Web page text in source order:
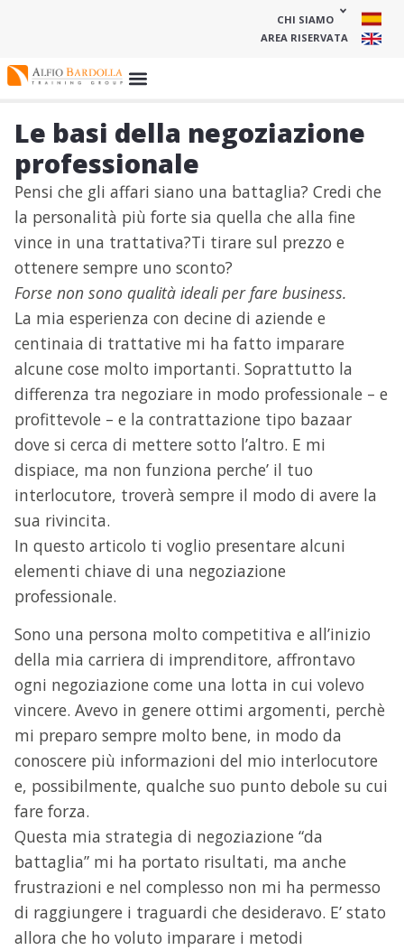
CHI SIAMO
AREA RISERVATA
Le basi della negoziazione
professionale
Pensi che gli affari siano una battaglia? Credi che
la personalità più forte sia quella che alla fine
vince in una trattativa?Ti tirare sul prezzo e
ottenere sempre uno sconto?
Forse non sono qualità ideali per fare business.
La mia esperienza con decine di aziende e
centinaia di trattative mi ha fatto imparare
alcune cose molto importanti. Soprattutto la
differenza tra negoziare in modo professionale – e
profittevole – e la contrattazione tipo bazaar
dove si cerca di mettere sotto l’altro. E mi
dispiace, ma non funziona perche’ il tuo
interlocutore, troverà sempre il modo di avere la
sua rivincita.
In questo articolo ti voglio presentare alcuni
elementi chiave di una negoziazione
professionale.
Sono una persona molto competitiva e all’inizio
della mia carriera di imprenditore, affrontavo
ogni negoziazione come una lotta in cui volevo
vincere. Avevo in genere ottimi argomenti, perchè
mi preparo sempre molto bene, in modo da
conoscere più informazioni del mio interlocutore
e, possibilmente, qualche suo punto debole su cui
fare forza.
Questa mia strategia di negoziazione “da
battaglia” mi ha portato risultati, ma anche
frustrazioni e nel complesso non mi ha permesso
di raggiungere i traguardi che desideravo. E’ stato
allora che ho voluto imparare i metodi